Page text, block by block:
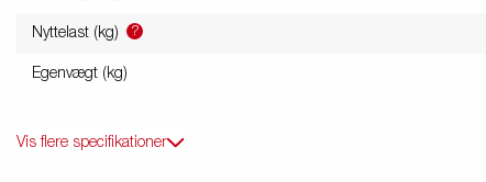
Nyttelast (kg) ?
Egenvægt (kg)
Vis flere specifikationer